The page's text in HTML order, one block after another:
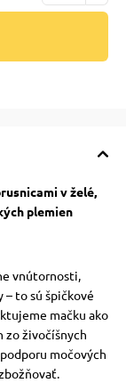
v želé,
plemien
vnútornosti,
to sú špičkové
mačku ako
zo živočíšnych
močových